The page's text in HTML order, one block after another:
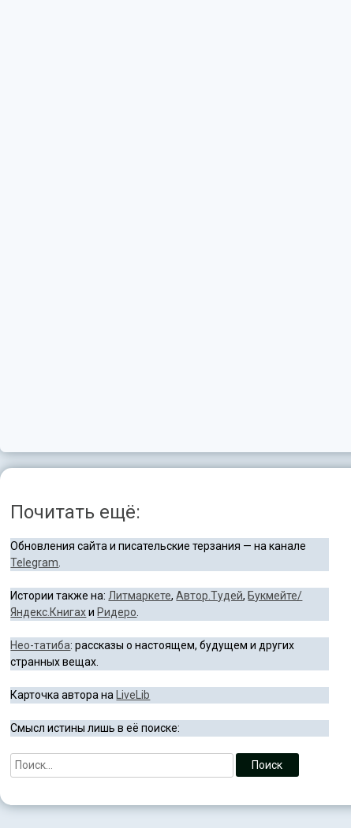
Почитать ещё:
Обновления сайта и писательские терзания — на канале
Telegram.
Истории также на:Литмаркете,Автор.Тудей, Букмейте/
Яндекс.Книгахи Ридеро.
Нео-татиба: рассказы о настоящем, будущем и других
странных вещах.
Карточка автора на LiveLib
Смысл истины лишь в её поиске: